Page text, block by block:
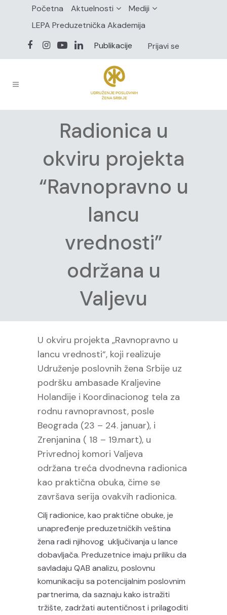
Početna Aktuelnosti
Mediji
LEPA Preduzetnička Akademija
Publikacije
Prijavi se
Radionica u
okviru projekta
“Ravnopravno u
lancu
vrednosti”
održana u
Valjevu
U okviru projekta „Ravnopravno u
lancu vrednosti“, koji realizuje
Udruženje poslovnih žena Srbije uz
podršku ambasade Kraljevine
Holandije i Koordinacionog tela za
rodnu ravnopravnost, posle
Beograda (23 – 24. januar), i
Zrenjanina ( 18 – 19.mart), u
Privrednoj komori Valjeva
održana treća dvodnevna radionica
kao praktična obuka, čime se
završava serija ovakvih radionica.
Cilj radionice, kao praktične obuke, je
unapređenje preduzetničkih veština
žena radi njihovog uključivanja u lance
dobavljača. Preduzetnice imaju priliku da
savladaju QAB analizu, poslovnu
komunikaciju sa potencijalnim poslovnim
partnerima, da saznaju kako istražiti
tržište, zadržati autentičnost i prilagoditi